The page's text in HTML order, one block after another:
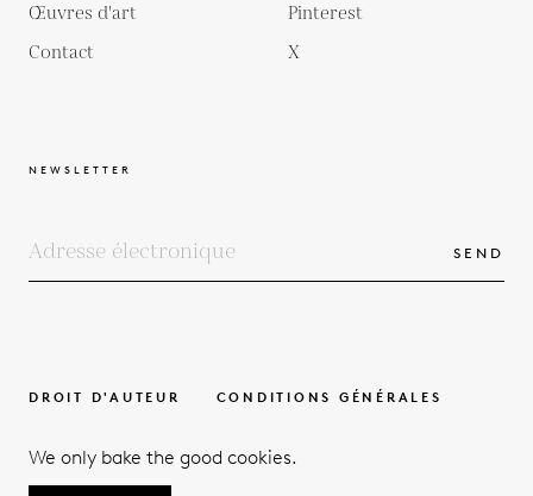
Œuvres d'art
Contact
Pinterest
X
NEWSLETTER
SEND
DROIT D'AUTEUR CONDITIONS GÉNÉRALES
We only bake the good cookies.